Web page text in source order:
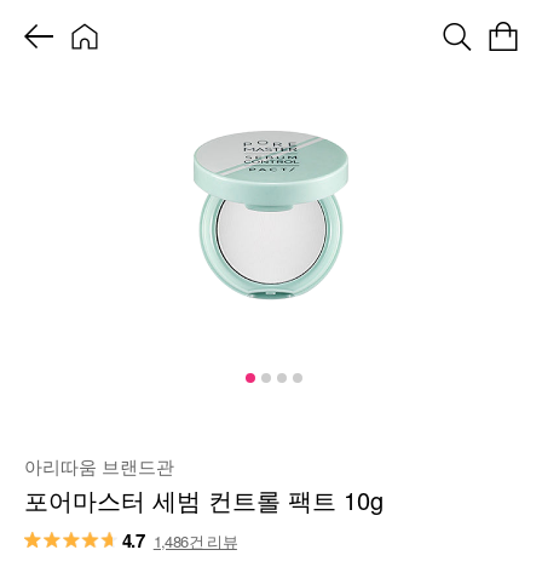
아리따움 브랜드관
포어마스터 세범 컨트롤 팩트 10g
4.7 1,486건 리뷰